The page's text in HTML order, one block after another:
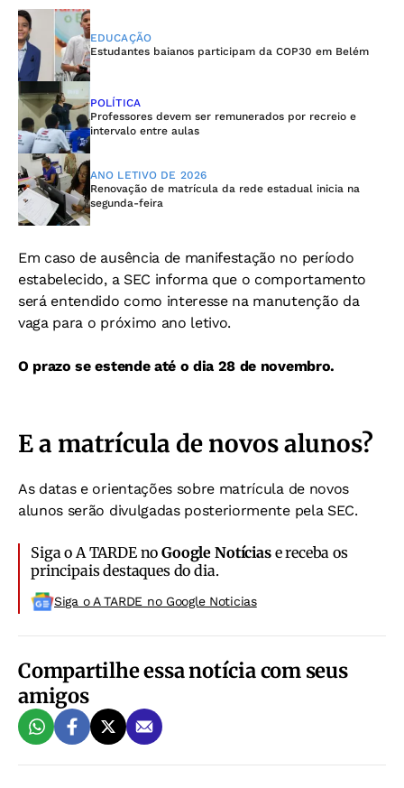
EDUCAÇÃO
Estudantes baianos participam da COP30 em Belém
POLÍTICA
Professores devem ser remunerados por recreio e
intervalo entre aulas
ANO LETIVO DE 2026
Renovação de matrícula da rede estadual inicia na
segunda-feira
Em caso de ausência de manifestação no período
estabelecido, a SEC informa que o comportamento
será entendido como interesse na manutenção da
vaga para o próximo ano letivo.
O prazo se estende até o dia 28 de novembro.
E a matrícula de novos alunos?
As datas e orientações sobre matrícula de novos
alunos serão divulgadas posteriormente pela SEC.
Siga o A TARDE noGoogle Notíciase receba os
principais destaques do dia.
Siga o A TARDE no Google Noticias
Compartilhe essa notícia com seus
amigos